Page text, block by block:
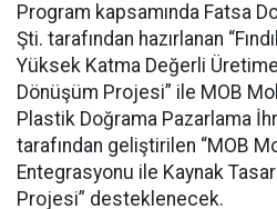
Program kapsamında Fatsa
Şti. tarafından hazırlanan
Yüksek Katma Değerli
Dönüşüm Projesi” ile MOB
Plastik Doğrama Pazarlama
tarafından geliştirilen “MOB
Entegrasyonu ile Kaynak
Projesi” desteklenecek.